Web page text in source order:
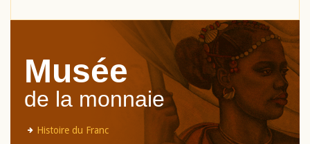
Musée
de la monnaie
Histoire du Franc